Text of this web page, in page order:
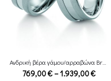
769,00€–1.939,00€Price